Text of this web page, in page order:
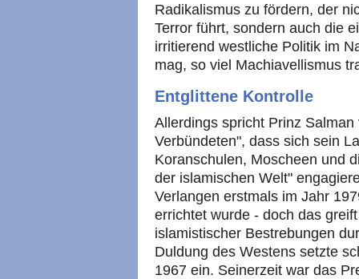
Radikalismus zu fördern, der
Terror führt, sondern auch die
irritierend westliche Politik im
mag, so viel Machiavellismus
Entglittene Kontrolle
Allerdings spricht Prinz
Verbündeten", dass sich sein
Koranschulen, Moscheen und
der islamischen Welt"
Verlangen erstmals im Jahr
errichtet wurde - doch das
islamistischer Bestrebungen
Duldung des Westens setzte
1967 ein. Seinerzeit war das